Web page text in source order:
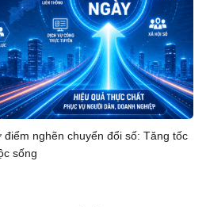
nghẽn chuyển đổi số: Tăng tốc
sống